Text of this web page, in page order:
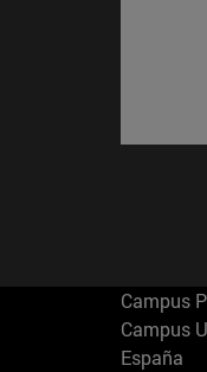
Campus
Campus
España